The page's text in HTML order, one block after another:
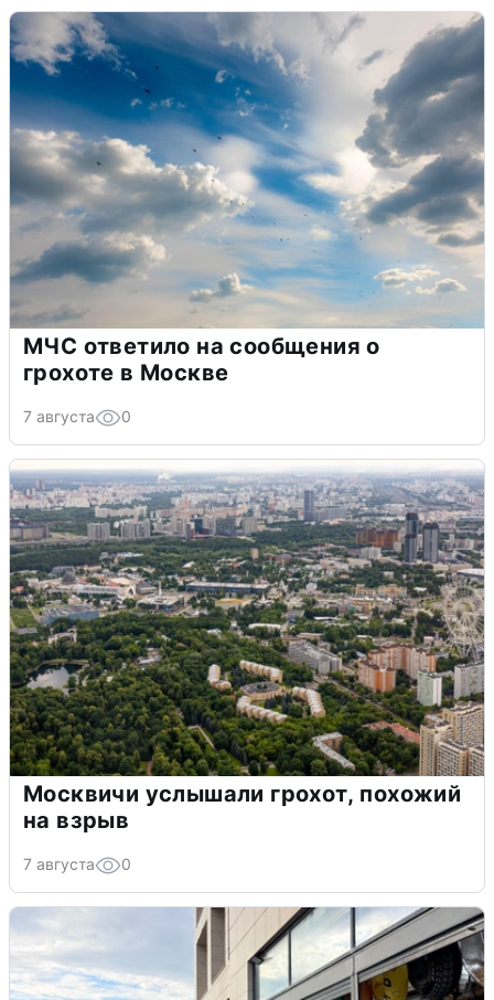
МЧС ответило на сообщения о
грохоте в Москве
7 августа 0
Москвичи услышали грохот, похожий
на взрыв
7 августа 0